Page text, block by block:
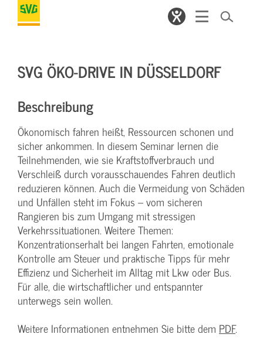
SVG ÖKO-DRIVE IN DÜSSELDORF
Beschreibung
Ökonomisch fahren heißt, Ressourcen schonen und
sicher ankommen. In diesem Seminar lernen die
Teilnehmenden, wie sie Kraftstoffverbrauch und
Verschleiß durch vorausschauendes Fahren deutlich
reduzieren können. Auch die Vermeidung von Schäden
und Unfällen steht im Fokus – vom sicheren
Rangieren bis zum Umgang mit stressigen
Verkehrssituationen. Weitere Themen:
Konzentrationserhalt bei langen Fahrten, emotionale
Kontrolle am Steuer und praktische Tipps für mehr
Effizienz und Sicherheit im Alltag mit Lkw oder Bus.
Für alle, die wirtschaftlicher und entspannter
unterwegs sein wollen.
Weitere Informationen entnehmen Sie bitte dem PDF.